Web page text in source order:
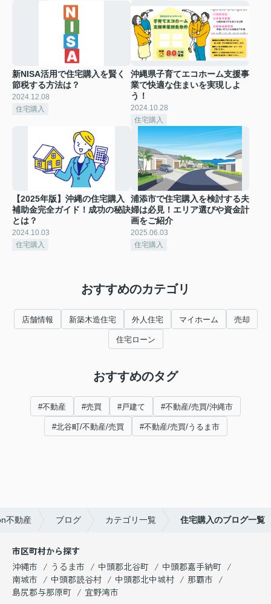
新NISA活用で住宅購入を賢く
節税する方法は？
2024.12.08
住宅購入
沖縄県子育てエコホーム支援事
業で快適な住まいを実現しよ
う！
2024.10.28
住宅購入
【2025年版】沖縄の住宅購入
補助金完全ガイド！成功の秘訣
とは？
2024.10.03
住宅購入
浦添市で住宅購入を検討する夫
婦は必見！エリア選びや資金計
画をご紹介
2025.06.03
住宅購入
おすすめのカテゴリ
店舗情報 新築木造住宅 外人住宅 マイホーム 売却
住宅ローン
おすすめのタグ
#不動産 #売買 #戸建て #不動産/売買/沖縄市
#北谷町/不動産/売買 #不動産/売買/うるま市
不動産 ブログ カテゴリ一覧 住宅購入のブログ一覧
市区町村から探す
沖縄市
うるま市 中頭郡北谷町
中頭郡嘉手納町
南城市
中頭郡読谷村 中頭郡北中城村
那覇市
島尻郡与那原町
宜野湾市